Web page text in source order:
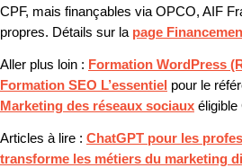
CPF, mais finançables via OPCO, AIF
propres. Détails sur la page
Aller plus loin : Formation WordPress
Formation SEO L’essentiel pour le
Marketing des réseaux sociaux éligible
Articles à lire : ChatGPT pour les
transforme les métiers du marketing